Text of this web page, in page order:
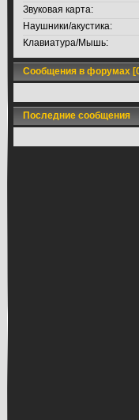
Звуковая карта:
Наушники/акустика:
Клавиатура/Мышь:
Сообщения в форумах
Последние сообщения